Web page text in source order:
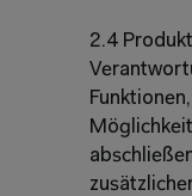
2.4